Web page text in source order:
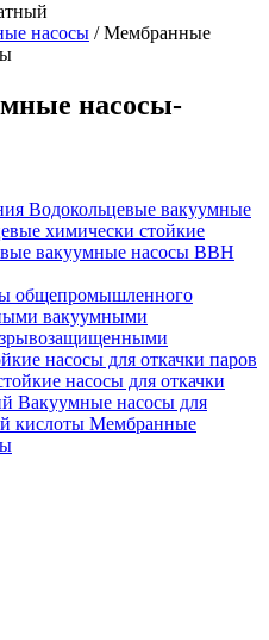
насосы / Мембранные
насосы-
Водокольцевые вакуумные
химически стойкие
вакуумные насосы ВВН
общепромышленного
вакуумными
насосы для откачки паров
насосы для откачки
Вакуумные насосы для
кислоты Мембранные